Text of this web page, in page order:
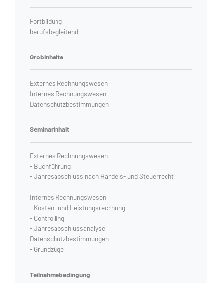
Fortbildung
berufsbegleitend
Grobinhalte
Externes Rechnungswesen
Internes Rechnungswesen
Datenschutzbestimmungen
Seminarinhalt
Externes Rechnungswesen
- Buchführung
- Jahresabschluss nach Handels- und Steuerrecht
Internes Rechnungswesen
- Kosten- und Leistungsrechnung
- Controlling
- Jahresabschlussanalyse
Datenschutzbestimmungen
- Grundzüge
Teilnahmebedingung